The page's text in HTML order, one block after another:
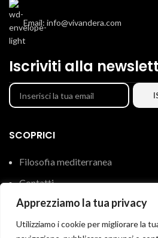
Apprezziamo la tua privacy
Utilizziamo i cookie per migliorare la
Email: info@vivandera.com
Iscriviti alla
SCOPRICI
Filosofia mediterranea
Contatti
LINK UTILI